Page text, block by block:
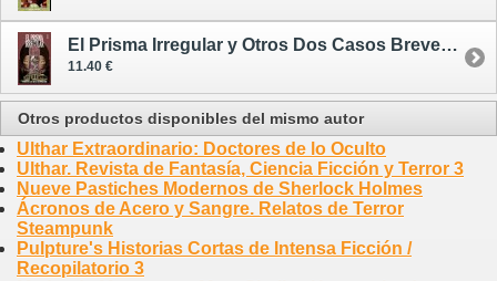
El Prisma Irregular y Otros Dos Casos Breves de Honora Brim
11.40 €
Otros productos disponibles del mismo autor
Ulthar Extraordinario: Doctores de lo Oculto
Ulthar. Revista de Fantasía, Ciencia Ficción y Terror 3
Nueve Pastiches Modernos de Sherlock Holmes
Ácronos de Acero y Sangre. Relatos de Terror
Steampunk
Pulpture's Historias Cortas de Intensa Ficción /
Recopilatorio 3